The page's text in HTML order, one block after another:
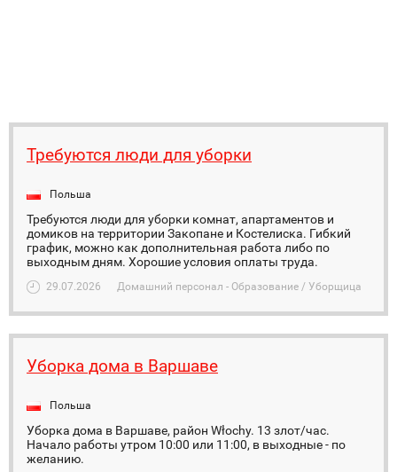
Требуются люди для уборки
Польша
Требуются люди для уборки комнат, апартаментов и
домиков на территории Закопане и Костелиска. Гибкий
график, можно как дополнительная работа либо по
выходным дням. Хорошие условия оплаты труда.
29.07.2026 Домашний персонал - Образование / Уборщица
Уборка дома в Варшаве
Польша
Уборка дома в Варшаве, район Włochy. 13 злот/час.
Начало работы утром 10:00 или 11:00, в выходные - по
желанию.